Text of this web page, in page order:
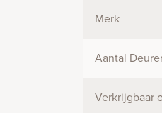
Merk
Aantal
Verkrijgbaar